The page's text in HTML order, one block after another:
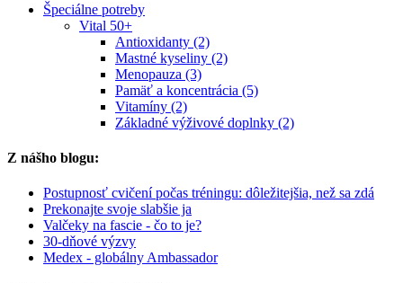
Špeciálne potreby
Vital 50+
Antioxidanty (2)
Mastné kyseliny (2)
Menopauza (3)
Pamäť a koncentrácia (5)
Vitamíny (2)
Základné výživové doplnky (2)
Z nášho blogu:
Postupnosť cvičení počas tréningu: dôležitejšia, než sa zdá
Prekonajte svoje slabšie ja
Valčeky na fascie - čo to je?
30-dňové výzvy
Medex - globálny Ambassador